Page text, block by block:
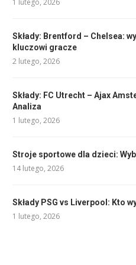
1 lutego, 2026
Składy: Brentford – Chelsea:
kluczowi gracze
2 lutego, 2026
Składy: FC Utrecht – Ajax
Analiza
1 lutego, 2026
Stroje sportowe dla dzieci:
14 lutego, 2026
Składy PSG vs Liverpool: Kto
1 lutego, 2026